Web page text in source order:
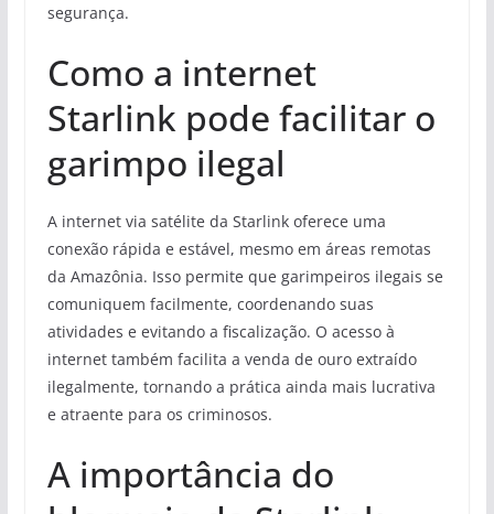
segurança.
Como a internet
Starlink pode facilitar o
garimpo ilegal
A internet via satélite da Starlink oferece uma
conexão rápida e estável, mesmo em áreas remotas
da Amazônia. Isso permite que garimpeiros ilegais se
comuniquem facilmente, coordenando suas
atividades e evitando a fiscalização. O acesso à
internet também facilita a venda de ouro extraído
ilegalmente, tornando a prática ainda mais lucrativa
e atraente para os criminosos.
A importância do